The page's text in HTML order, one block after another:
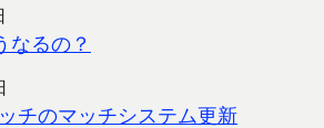
なるの？
チのマッチシステム更新